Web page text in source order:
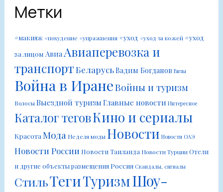
Метки
#макияж #похудение #упражнения #уход #уход за кожей #уход
за лицом Авиа Авиаперевозка и
транспортБеларусьВадим Богданов Визы
Война в ИранеВойны и туризм
ВолосыВыездной туризмГлавные новости Интересное
Каталог теговКино и сериалы
Красота Мода Неделя моды Новости Новости ОАЭ
Новости России Новости Таиланда Новости ТурцииОтели
и другие объекты размещенияРоссия Скандалы, сигналы
СтильТегиТуризмШоу-